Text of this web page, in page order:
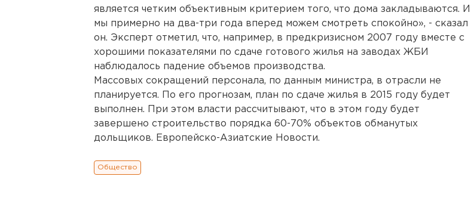
является четким объективным критерием того, что дома закладываются. И
мы примерно на два-три года вперед можем смотреть спокойно», - сказал
он. Эксперт отметил, что, например, в предкризисном 2007 году вместе с
хорошими показателями по сдаче готового жилья на заводах ЖБИ
наблюдалось падение объемов производства.
Массовых сокращений персонала, по данным министра, в отрасли не
планируется. По его прогнозам, план по сдаче жилья в 2015 году будет
выполнен. При этом власти рассчитывают, что в этом году будет
завершено строительство порядка 60-70% объектов обманутых
дольщиков. Европейско-Азиатские Новости.
Общество